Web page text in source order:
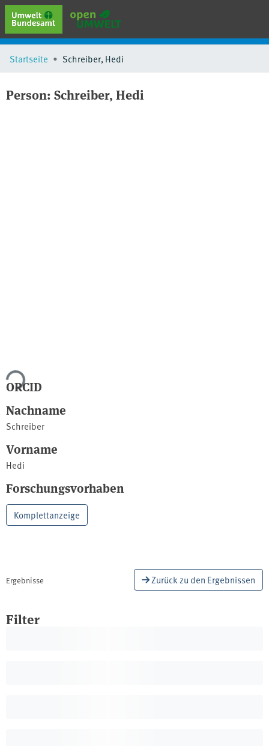
erweiterte Suche
Browse
Schlagwörter
Startseite Schreiber, Hedi
Person: Schreiber, Hedi
ORCID
Nachname
Schreiber
Vorname
Hedi
Forschungsvorhaben
Komplettanzeige
Ergebnisse Zurück zu den Ergebnissen
Filter